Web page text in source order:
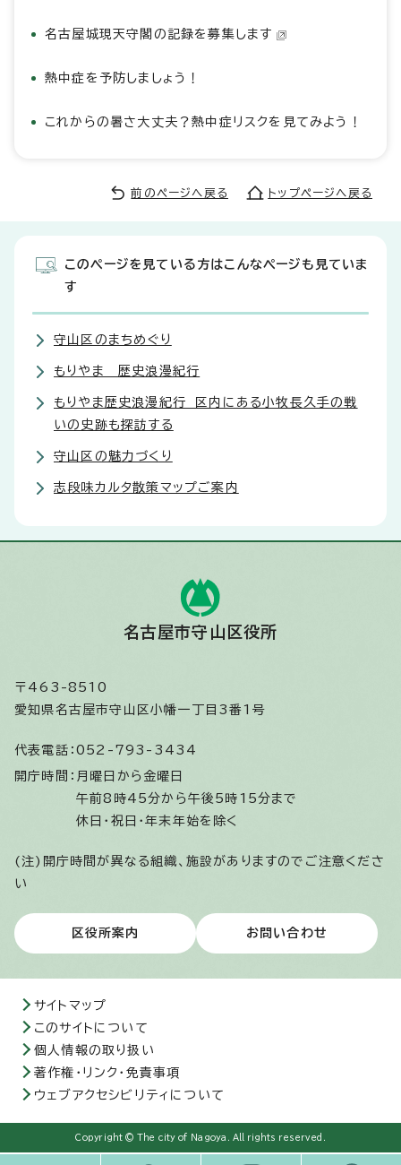
名古屋城現天守閣の記録を募集します
熱中症を予防しましょう！
これからの暑さ大丈夫？熱中症リスクを見てみよう！
前のページへ戻る トップページへ戻る
このページを見ている方はこんなページも見ていま
す
守山区のまちめぐり
もりやま 歴史浪漫紀行
もりやま歴史浪漫紀行 区内にある小牧長久手の戦
いの史跡も探訪する
守山区の魅力づくり
志段味カルタ散策マップご案内
名古屋市守山区役所
〒463-8510
愛知県名古屋市守山区小幡一丁目3番1号
代表電話： 052-793-3434
開庁時間： 月曜日から金曜日
午前8時45分から午後5時15分まで
休日・祝日・年末年始を除く
(注)開庁時間が異なる組織、施設がありますのでご注意くださ
い
区役所案内 お問い合わせ
サイトマップ
このサイトについて
個人情報の取り扱い
著作権・リンク・免責事項
ウェブアクセシビリティについて
Copyright © The city of Nagoya. All rights reserved.